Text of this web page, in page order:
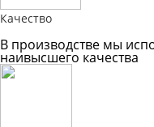
Качество
В производстве мы
наивысшего качества